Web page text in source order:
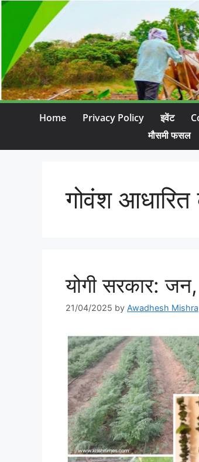
Home Privacy Policy इवेंट
मौसमी फसल
गोवंश आधारित
योगी सरकार:
21/04/2025 by Awadhesh Mishra